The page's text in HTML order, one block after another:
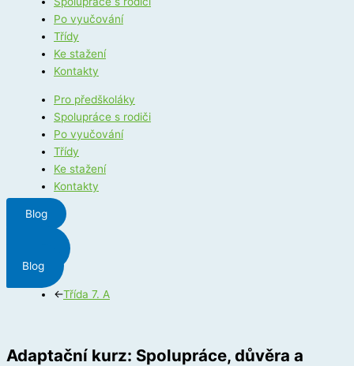
Po vyučování
Třídy
Ke stažení
Kontakty
Pro předškoláky
Spolupráce s rodiči
Po vyučování
Třídy
Ke stažení
Kontakty
Blog
Blog
←Třída 7. A
Adaptační kurz: Spolupráce, důvěra a